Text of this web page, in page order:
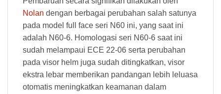
Nolan dengan berbagai perubahan salah satunya
pada model full face seri N60 ini, yang saat ini
adalah N60-6. Homologasi seri N60-6 saat ini
sudah melampaui ECE 22-06 serta perubahan
pada visor helm juga sudah ditingkatkan, visor
ekstra lebar memberikan pandangan lebih leluasa
otomatis meningkatkan keamanan dalam